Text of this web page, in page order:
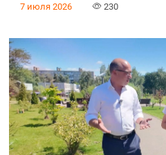
7 июля 2026 230